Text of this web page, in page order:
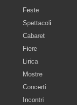
Feste
Spettacoli
Cabaret
Fiere
Lirica
Mostre
Concerti
Incontri